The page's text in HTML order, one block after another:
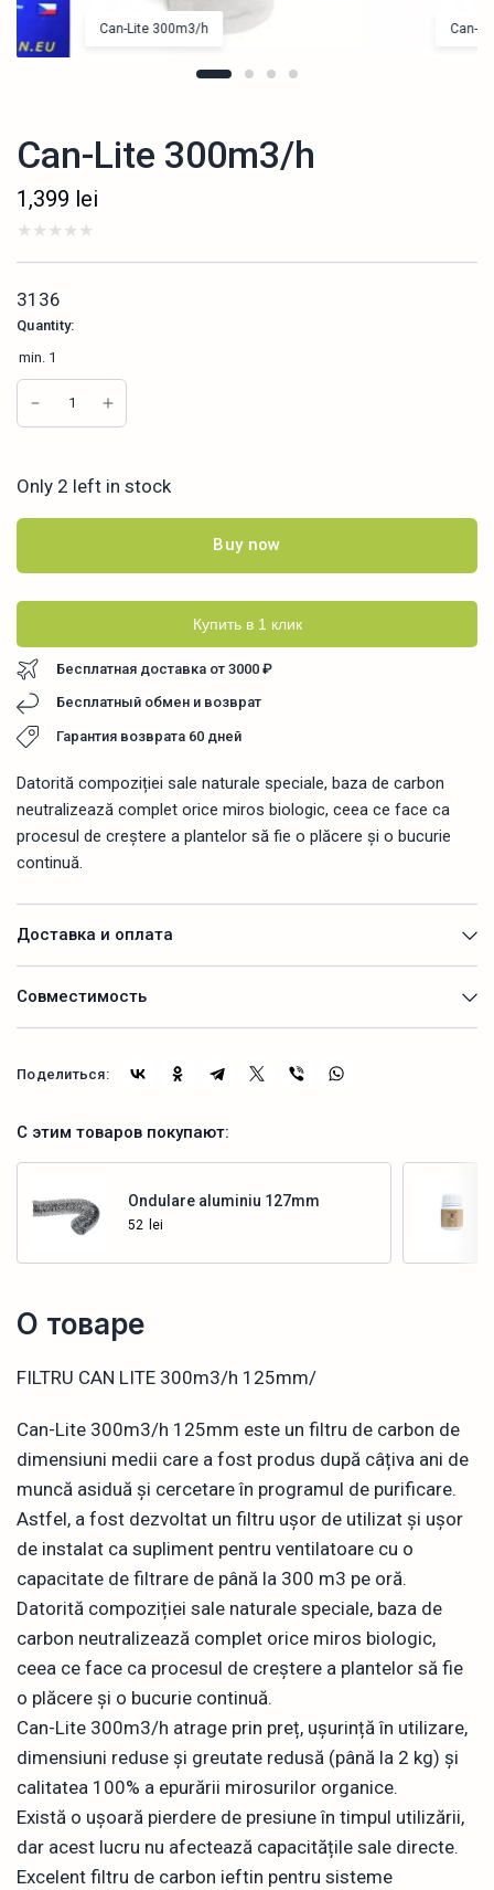
Can-Lite 300m3/h Can-
Can-Lite 300m3/h
1,399 lei
3136
Quantity:
min. 1
Only 2 left in stock
Buy now
Купить в 1 клик
Бесплатная доставка от 3000 ₽
Бесплатный обмен и возврат
Гарантия возврата 60 дней
Datorită compoziției sale naturale speciale, baza de carbon
neutralizează complet orice miros biologic, ceea ce face ca
procesul de creștere a plantelor să fie o plăcere și o bucurie
continuă.
Доставка и оплата
Совместимость
Поделиться:
С этим товаров покупают:
Ondulare aluminiu 127mm
52 lei
Купить
О товаре
FILTRU CAN LITE 300m3/h 125mm/
Can-Lite 300m3/h 125mm este un filtru de carbon de
dimensiuni medii care a fost produs după câțiva ani de
muncă asiduă și cercetare în programul de purificare.
Astfel, a fost dezvoltat un filtru ușor de utilizat și ușor
de instalat ca supliment pentru ventilatoare cu o
capacitate de filtrare de până la 300 m3 pe oră.
Datorită compoziției sale naturale speciale, baza de
carbon neutralizează complet orice miros biologic,
ceea ce face ca procesul de creștere a plantelor să fie
o plăcere și o bucurie continuă.
Can-Lite 300m3/h atrage prin preț, ușurință în utilizare,
dimensiuni reduse și greutate redusă (până la 2 kg) și
calitatea 100% a epurării mirosurilor organice.
Există o ușoară pierdere de presiune în timpul utilizării,
dar acest lucru nu afectează capacitățile sale directe.
Excelent filtru de carbon ieftin pentru sisteme